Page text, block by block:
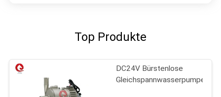
Top Produkte
DC24V Bürstenlose
Gleichspannwasserpumpe